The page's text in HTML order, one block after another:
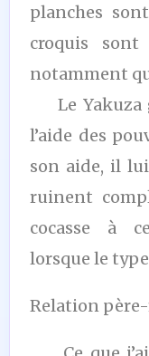
planches
croquis
notamment
Le Yakuza
l’aide des
son aide, il
ruinent
cocasse à
lorsque le
Relation